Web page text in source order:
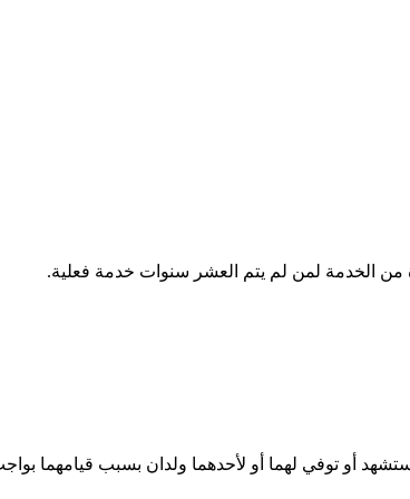
الخدمة لمن لم يتم العشر سنوات خدمة فعلية.
استشهد أو توفي لهما أو لأحدهما ولدان بسبب قيامهما